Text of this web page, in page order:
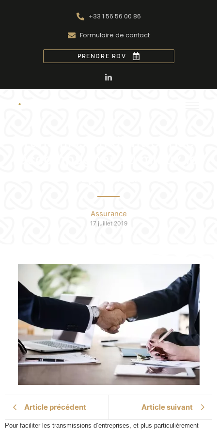
+33 1 56 56 00 86
Formulaire de contact
PRENDRE RDV
Assurance
17 juillet 2019
Article précédent Article suivant
Pour faciliter les transmissions d’entreprises, et plus particulièrement